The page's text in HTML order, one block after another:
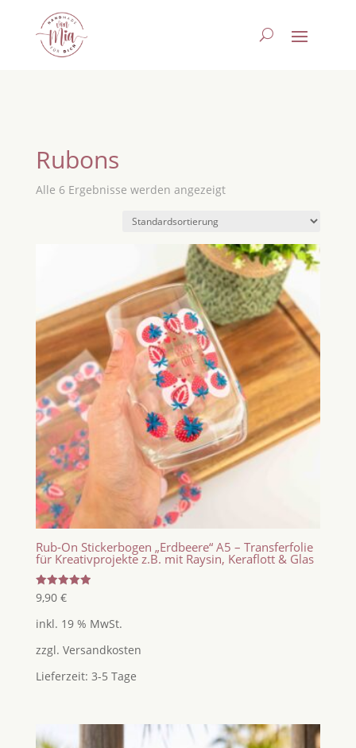
Rubons
Alle 6 Ergebnisse werden angezeigt
Rub-On Stickerbogen „Erdbeere“ A5 – Transferfolie
für Kreativprojekte z.B. mit Raysin, Keraflott & Glas
Bewertet
mit
von 5
9,90 €
inkl. 19 % MwSt.
zzgl. Versandkosten
Lieferzeit: 3-5 Tage